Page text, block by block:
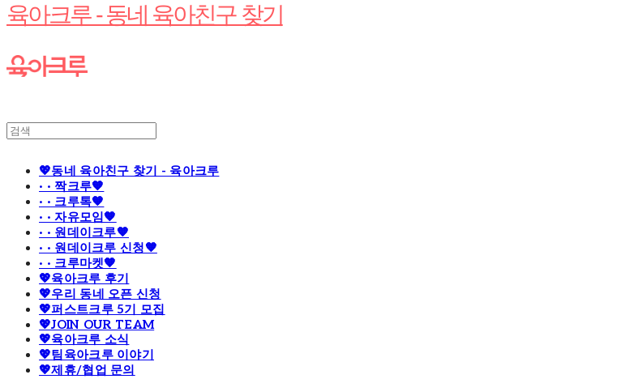
육아크루 - 동네 육아친구 찾기
💖동네 육아친구 찾기 - 육아크루
· · 짝크루🧡
· · 크루톡🧡
· · 자유모임🧡
· · 원데이크루🧡
· · 원데이크루 신청🧡
· · 크루마켓🧡
💖육아크루 후기
💖우리 동네 오픈 신청
💖퍼스트크루 5기 모집
💖JOIN OUR TEAM
💖육아크루 소식
💖팀육아크루 이야기
💖제휴/협업 문의